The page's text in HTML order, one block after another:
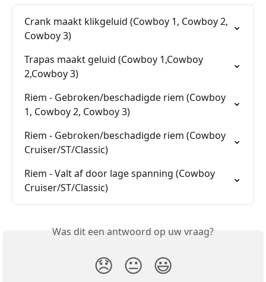
Crank maakt klikgeluid (Cowboy 1, Cowboy 2,
Cowboy 3)
Trapas maakt geluid (Cowboy 1,Cowboy
2,Cowboy 3)
Riem - Gebroken/beschadigde riem (Cowboy
1, Cowboy 2, Cowboy 3)
Riem - Gebroken/beschadigde riem (Cowboy
Cruiser/ST/Classic)
Riem - Valt af door lage spanning (Cowboy
Cruiser/ST/Classic)
Was dit een antwoord op uw vraag?
😞 😐 😃